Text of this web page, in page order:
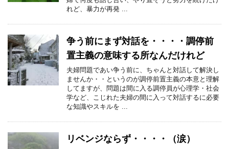
れど、暴力が再発 ...
争う前にまず対話を・・・・調停前
置主義の意味する所なんだけれど
夫婦問題であい争う前に、ちゃんと対話して解決し
ませんか・・というのが調停前置主義の本意と理解
してますが、問題は間に入る調停員が心理学・社会
学など、こじれた夫婦の間に入って対話するに必要
な知識やスキルを ...
リベンジならず・・・・（涙）